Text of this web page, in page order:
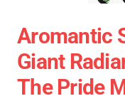
Aromantic
Giant
The Pride